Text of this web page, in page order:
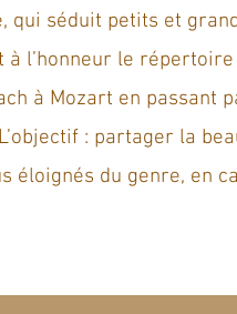
qui séduit petits et
l’honneur le
à Mozart en passant
: partager la
éloignés du genre, en